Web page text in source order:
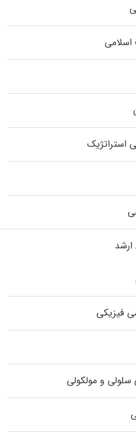
استراتژیک
فیزیکی
و مولکولی